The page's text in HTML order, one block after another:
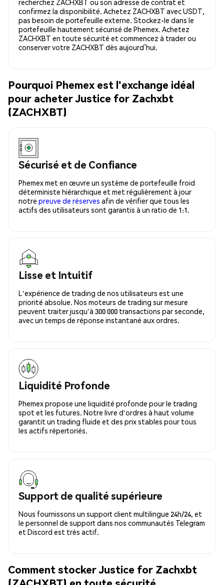
recherchez ZACHXBT ou son adresse de contrat et
confirmez la disponibilité. Achetez ZACHXBT avec USDT,
pas besoin de portefeuille externe. Stockez-le dans le
portefeuille hautement sécurisé de Phemex. Achetez
ZACHXBT en toute sécurité et commencez à trader ou
conserver votre ZACHXBT dès aujourd’hui.
Pourquoi Phemex est l'exchange idéal
pour acheter Justice for Zachxbt
(ZACHXBT)
Sécurisé et de Confiance
Phemex met en œuvre un système de portefeuille froid
déterministe hiérarchique et met régulièrement à jour
notre preuve de réserves afin de vérifier que tous les
actifs des utilisateurs sont garantis à un ratio de 1:1.
Lisse et Intuitif
L'expérience de trading de nos utilisateurs est une
priorité absolue. Nos moteurs de trading sur mesure
peuvent traiter jusqu'à 300 000 transactions par seconde,
avec un temps de réponse instantané aux ordres.
Liquidité Profonde
Phemex propose une liquidité profonde pour le trading
spot et les futures. Notre livre d'ordres à haut volume
garantit un trading fluide et des prix stables pour tous
les actifs répertoriés.
Support de qualité supérieure
Nous fournissons un support client multilingue 24h/24, et
le personnel de support dans nos communautés Telegram
et Discord est très actif.
Comment stocker Justice for Zachxbt